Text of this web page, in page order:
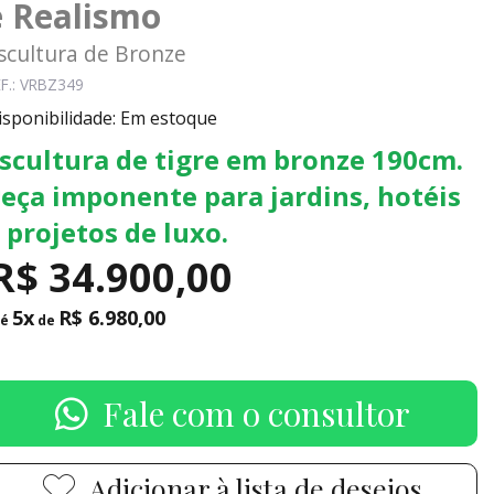
Realismo
de Bronze
VRBZ349
Em estoque
de tigre em bronze 190cm.
imponente para jardins, hotéis
projetos de luxo.
34.900,00
5x de R$ 6.980,00
Fale com o consultor